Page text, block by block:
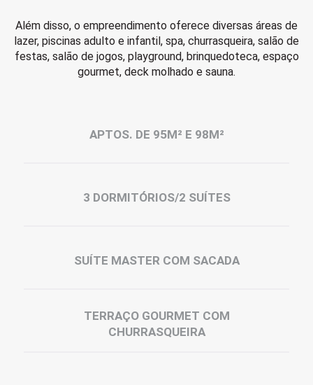
Além disso, o empreendimento oferece diversas áreas de
lazer, piscinas adulto e infantil, spa, churrasqueira, salão de
festas, salão de jogos, playground, brinquedoteca, espaço
gourmet, deck molhado e sauna.
APTOS. DE 95M² E 98M²
3 DORMITÓRIOS/2 SUÍTES
SUÍTE MASTER COM SACADA
TERRAÇO GOURMET COM
CHURRASQUEIRA